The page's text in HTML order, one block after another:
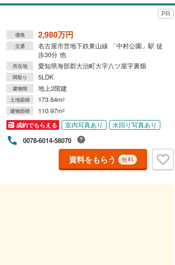
PR
価格 2,980万円
交通
名古屋市営地下鉄東山線 「中村公園」駅 徒
歩30分 他
所在地 愛知県海部郡大治町大字八ツ屋字裏畑
間取り 5LDK
建物階 地上2階建
土地面積 173.64m2
建物面積 110.97m2
成約でもらえる 室内写真あり
水回り写真あり
0078-6014-58070
資料をもらう 無料